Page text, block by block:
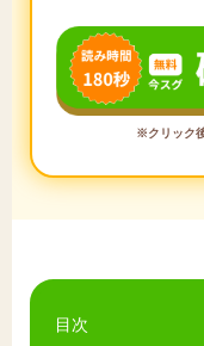
※クリック
目次